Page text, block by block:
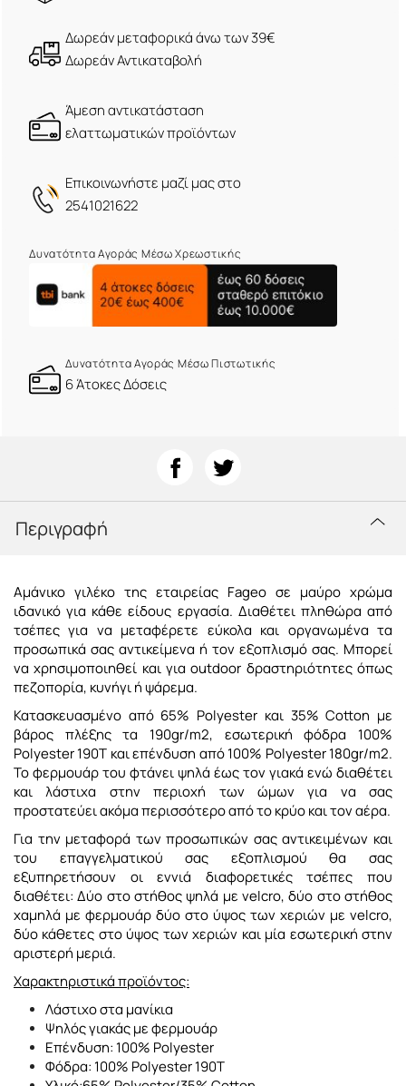
Δωρεάν μεταφορικά άνω των 39€
Δωρεάν Αντικαταβολή
Άμεση αντικατάσταση
ελαττωματικών προϊόντων
Eπικοινωνήστε μαζί μας στο
2541021622
Δυνατότητα Αγοράς Μέσω Χρεωστικής
Δυνατότητα Αγοράς Μέσω Πιστωτικής
6 Άτοκες Δόσεις
Περιγραφή
Αμάνικο γιλέκο της εταιρείας Fageo σε μαύρο χρώμα
ιδανικό για κάθε είδους εργασία. Διαθέτει πληθώρα από
τσέπες για να μεταφέρετε εύκολα και οργανωμένα τα
προσωπικά σας αντικείμενα ή τον εξοπλισμό σας. Μπορεί
να χρησιμοποιηθεί και για outdoor δραστηριότητες όπως
πεζοπορία, κυνήγι ή ψάρεμα.
Κατασκευασμένο από 65% Polyester και 35% Cotton με
βάρος πλέξης τα 190gr/m2, εσωτερική φόδρα 100%
Polyester 190T και επένδυση από 100% Polyester 180gr/m2.
Το φερμουάρ του φτάνει ψηλά έως τον γιακά ενώ διαθέτει
και λάστιχα στην περιοχή των ώμων για να σας
προστατεύει ακόμα περισσότερο από το κρύο και τον αέρα.
Για την μεταφορά των προσωπικών σας αντικειμένων και
του επαγγελματικού σας εξοπλισμού θα σας
εξυπηρετήσουν οι εννιά διαφορετικές τσέπες που
διαθέτει: Δύο στο στήθος ψηλά με velcro, δύο στο στήθος
χαμηλά με φερμουάρ δύο στο ύψος των χεριών με velcro,
δύο κάθετες στο ύψος των χεριών και μία εσωτερική στην
αριστερή μεριά.
Χαρακτηριστικά προϊόντος:
Λάστιχο στα μανίκια
Ψηλός γιακάς με φερμουάρ
Επένδυση: 100% Polyester
Φόδρα: 100% Polyester 190T